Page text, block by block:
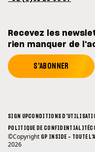
Recevez les
rien manquer de
S'ABONNER
SIGN UPCONDITIONS
POLITIQUE DE CONFIDENTIALITÉ
©Copyright GP INSIDE - TOUTE
2026